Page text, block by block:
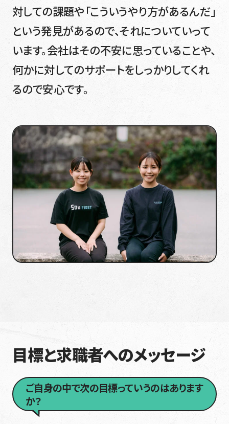
対しての課題や「こういうやり方があるんだ」
という発見があるので、それについていって
います。会社はその不安に思っていることや、
何かに対してのサポートをしっかりしてくれ
るので安心です。
目標と求職者へのメッセージ
ご自身の中で次の目標っていうのはあります
か？